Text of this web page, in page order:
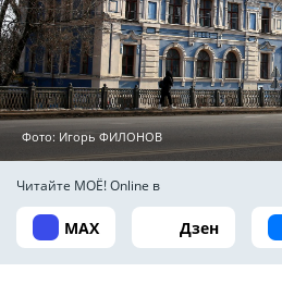
Фото: Игорь ФИЛОНОВ
Читайте МОЁ! Online в
MAX Дзен